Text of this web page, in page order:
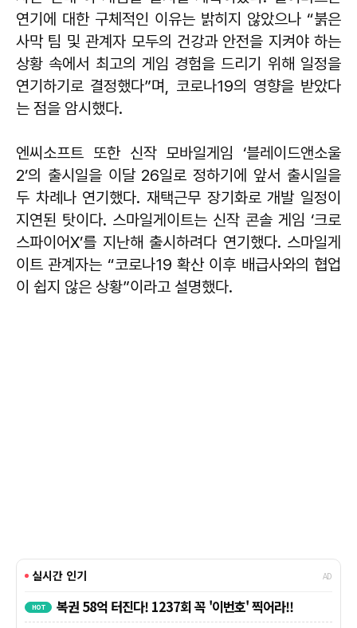
연기에 대한 구체적인 이유는 밝히지 않았으나 “붉은
사막 팀 및 관계자 모두의 건강과 안전을 지켜야 하는
상황 속에서 최고의 게임 경험을 드리기 위해 일정을
연기하기로 결정했다”며, 코로나19의 영향을 받았다
는 점을 암시했다.
엔씨소프트 또한 신작 모바일게임 ‘블레이드앤소울
2’의 출시일을 이달 26일로 정하기에 앞서 출시일을
두 차례나 연기했다. 재택근무 장기화로 개발 일정이
지연된 탓이다. 스마일게이트는 신작 콘솔 게임 ‘크로
스파이어X’를 지난해 출시하려다 연기했다. 스마일게
이트 관계자는 “코로나19 확산 이후 배급사와의 협업
이 쉽지 않은 상황”이라고 설명했다.